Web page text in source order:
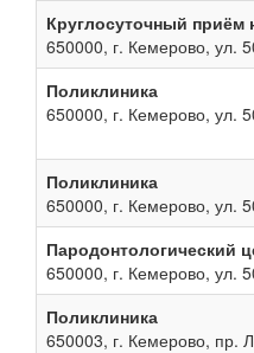
Круглосуточный приём
650000, г. Кемерово, ул.
Поликлиника
650000, г. Кемерово, ул.
Поликлиника
650000, г. Кемерово, ул.
Пародонтологический
650000, г. Кемерово, ул.
Поликлиника
650003, г. Кемерово, пр.